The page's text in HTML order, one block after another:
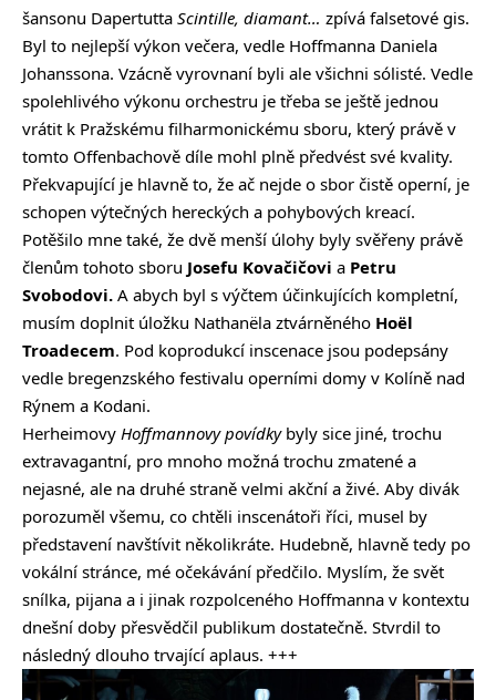
šansonu Dapertutta Scintille, diamant… zpívá falsetové gis.
Byl to nejlepší výkon večera, vedle Hoffmanna Daniela
Johanssona. Vzácně vyrovnaní byli ale všichni sólisté. Vedle
spolehlivého výkonu orchestru je třeba se ještě jednou
vrátit k Pražskému filharmonickému sboru, který právě v
tomto Offenbachově díle mohl plně předvést své kvality.
Překvapující je hlavně to, že ač nejde o sbor čistě operní, je
schopen výtečných hereckých a pohybových kreací.
Potěšilo mne také, že dvě menší úlohy byly svěřeny právě
členům tohoto sboru Josefu Kovačičovi a Petru
Svobodovi. A abych byl s výčtem účinkujících kompletní,
musím doplnit úložku Nathanëla ztvárněného Hoël
Troadecem. Pod koprodukcí inscenace jsou podepsány
vedle bregenzského festivalu operními domy v Kolíně nad
Rýnem a Kodani.
Herheimovy Hoffmannovy povídkybyly sice jiné, trochu
extravagantní, pro mnoho možná trochu zmatené a
nejasné, ale na druhé straně velmi akční a živé. Aby divák
porozuměl všemu, co chtěli inscenátoři říci, musel by
představení navštívit několikráte. Hudebně, hlavně tedy po
vokální stránce, mé očekávání předčilo. Myslím, že svět
snílka, pijana a i jinak rozpolceného Hoffmanna v kontextu
dnešní doby přesvědčil publikum dostatečně. Stvrdil to
následný dlouho trvající aplaus. +++